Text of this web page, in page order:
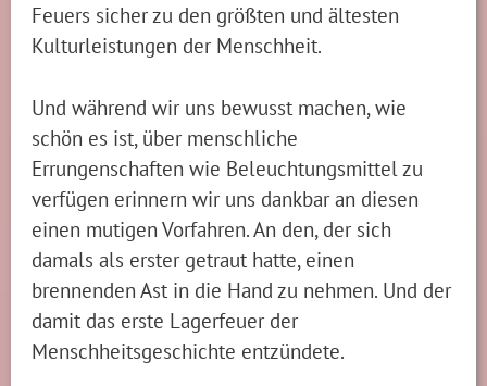
Feuers sicher zu den größten und ältesten
Kulturleistungen der Menschheit.
Und während wir uns bewusst machen, wie
schön es ist, über menschliche
Errungenschaften wie Beleuchtungsmittel zu
verfügen erinnern wir uns dankbar an diesen
einen mutigen Vorfahren. An den, der sich
damals als erster getraut hatte, einen
brennenden Ast in die Hand zu nehmen. Und der
damit das erste Lagerfeuer der
Menschheitsgeschichte entzündete.